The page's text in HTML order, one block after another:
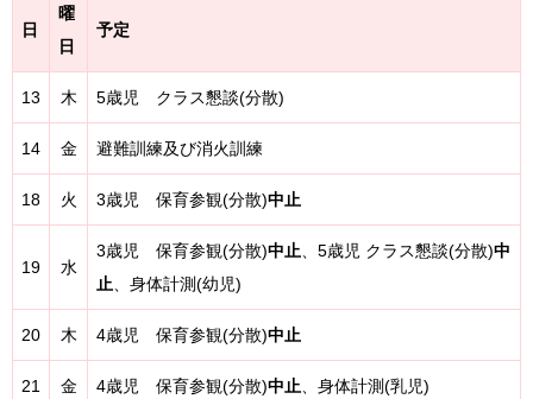
日
曜
日
予定
13 木 5歳児 クラス懇談(分散)
14 金 避難訓練及び消火訓練
18 火 3歳児 保育参観(分散)中止
19 水
3歳児 保育参観(分散)中止、5歳児 クラス懇談(分散)中
止、身体計測(幼児)
20 木 4歳児 保育参観(分散)中止
21 金 4歳児 保育参観(分散)中止、身体計測(乳児)